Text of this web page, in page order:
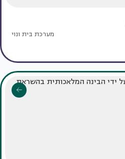
מערכת בית ונוי